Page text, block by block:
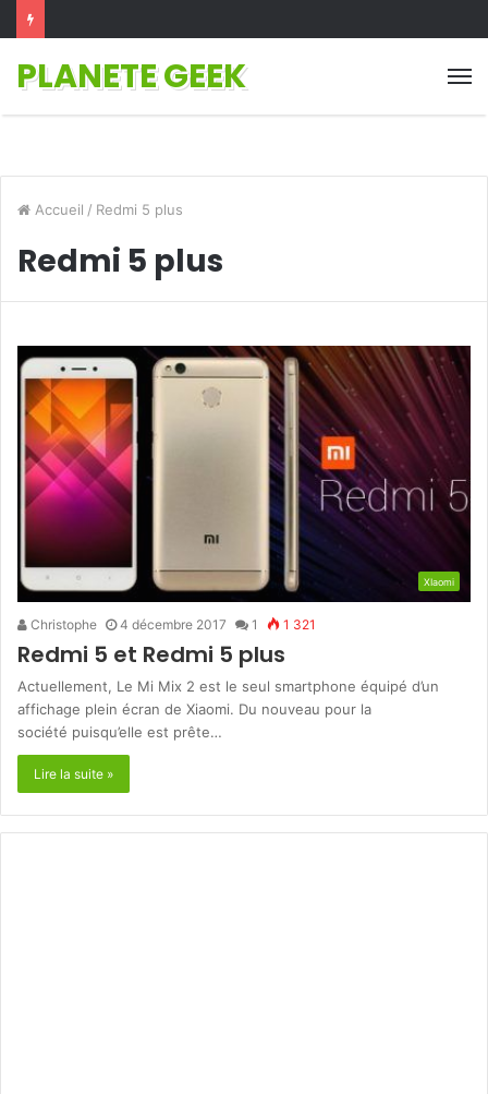
PLANETE GEEK
Accueil / Redmi 5 plus
Redmi 5 plus
XIaomi
Christophe 4 décembre 2017 1 1 321
Redmi 5 et Redmi 5 plus
Actuellement, Le Mi Mix 2 est le seul smartphone équipé d’un
affichage plein écran de Xiaomi. Du nouveau pour la
société puisqu’elle est prête…
Lire la suite »